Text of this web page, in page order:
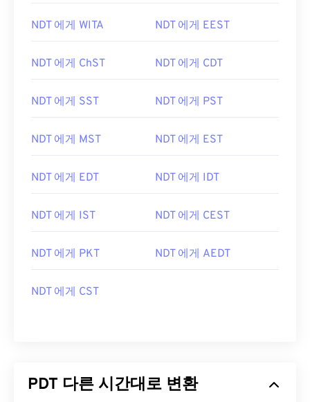
NDT 에게 WITA NDT 에게 EEST
NDT 에게 ChST NDT 에게 CDT
NDT 에게 SST NDT 에게 PST
NDT 에게 MST NDT 에게 EST
NDT 에게 EDT NDT 에게 IDT
NDT 에게 IST NDT 에게 CEST
NDT 에게 PKT NDT 에게 AEDT
NDT 에게 CST
PDT 다른 시간대로 변환